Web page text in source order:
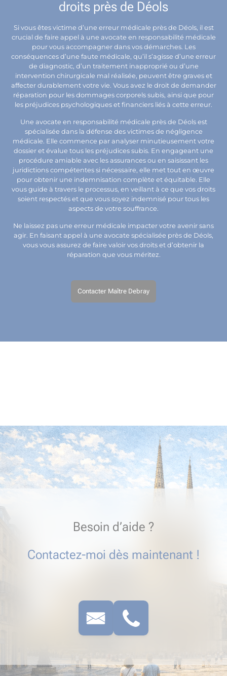
droits près de Déols
Si vous êtes victime d’une erreur médicale près de Déols, il est
crucial de faire appel à une avocate en responsabilité médicale
pour vous accompagner dans vos démarches. Les
conséquences d’une faute médicale, qu’il s’agisse d’une erreur
de diagnostic, d’un traitement inapproprié ou d’une
intervention chirurgicale mal réalisée, peuvent être graves et
affecter durablement votre vie. Vous avez le droit de demander
réparation pour les dommages corporels subis, ainsi que pour
les préjudices psychologiques et financiers liés à cette erreur.
Une avocate en responsabilité médicale près de Déols est
spécialisée dans la défense des victimes de négligence
médicale. Elle commence par analyser minutieusement votre
dossier et évalue tous les préjudices subis. En engageant une
procédure amiable avec les assurances ou en saisissant les
juridictions compétentes si nécessaire, elle met tout en œuvre
pour obtenir une indemnisation complète et équitable. Elle
vous guide à travers le processus, en veillant à ce que vos droits
soient respectés et que vous soyez indemnisé pour tous les
aspects de votre souffrance.
Ne laissez pas une erreur médicale impacter votre avenir sans
agir. En faisant appel à une avocate spécialisée près de Déols,
vous vous assurez de faire valoir vos droits et d’obtenir la
réparation que vous méritez.
Contacter Maître Debray
Besoin d’aide ?
Contactez-moi dès maintenant !